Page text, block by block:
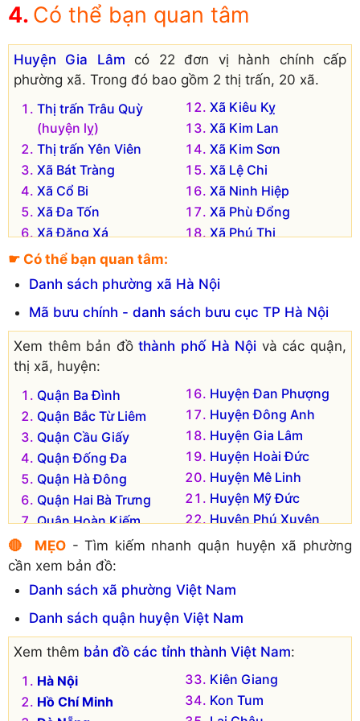
Có thể bạn quan tâm
Huyện Gia Lâm có 22 đơn vị hành chính cấp
phường xã. Trong đó bao gồm 2 thị trấn, 20 xã.
Thị trấn Trâu Quỳ
(huyện lỵ)
Thị trấn Yên Viên
Xã Bát Tràng
Xã Cổ Bi
Xã Đa Tốn
Xã Đặng Xá
Xã Đình Xuyên
Xã Đông Dư
Xã Dương Hà
Xã Dương Quang
Xã Dương Xá
Xã Kiêu Kỵ
Xã Kim Lan
Xã Kim Sơn
Xã Lệ Chi
Xã Ninh Hiệp
Xã Phù Đổng
Xã Phú Thị
Xã Văn Đức
Xã Yên Thường
Xã Yên Viên
☛ Có thể bạn quan tâm:
Danh sách phường xã Hà Nội
Mã bưu chính - danh sách bưu cục TP Hà Nội
Xem thêm bản đồthành phố Hà Nội và các quận,
thị xã, huyện:
Quận Ba Đình
Quận Bắc Từ Liêm
Quận Cầu Giấy
Quận Đống Đa
Quận Hà Đông
Quận Hai Bà Trưng
Quận Hoàn Kiếm
Quận Hoàng Mai
Quận Long Biên
Quận Nam Từ Liêm
Quận Thanh Xuân
Thị xã Sơn Tây
Huyện Chương Mỹ
Huyện Đan Phượng
Huyện Đông Anh
Huyện Gia Lâm
Huyện Hoài Đức
Huyện Mê Linh
Huyện Mỹ Đức
Huyện Phú Xuyên
Huyện Phúc Thọ
Huyện Sóc Sơn
Huyện Thanh Oai
Huyện Thanh Trì
Huyện Ứng Hòa
🔴 MẸO- Tìm kiếm nhanh quận huyện xã phường
cần xem bản đồ:
Danh sách xã phường Việt Nam
Danh sách quận huyện Việt Nam
Xem thêm bản đồ các tỉnh thành Việt Nam:
Hà Nội
Hồ Chí Minh
Kiên Giang
Kon Tum